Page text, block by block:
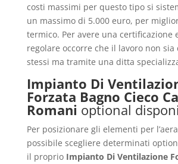
costi massimi per questo tipo si
un massimo di 5.000 euro, per
termico. Per avere una certificazione
regolare occorre che il lavoro non sia
stessi ma tramite una ditta
Impianto Di
Forzata Bagno Cieco
Romani optional
Per posizionare gli elementi per
possibile scegliere determinati
il proprio Impianto Di Ventilazione